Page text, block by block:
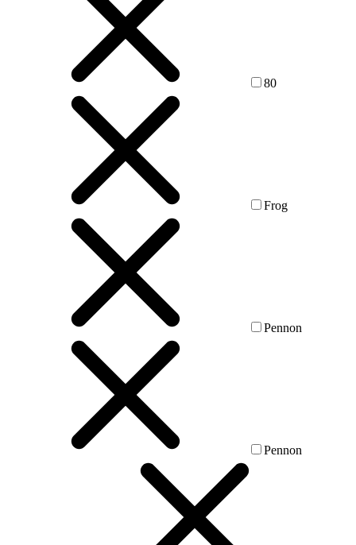
80
Frog
Pennon
Pennon